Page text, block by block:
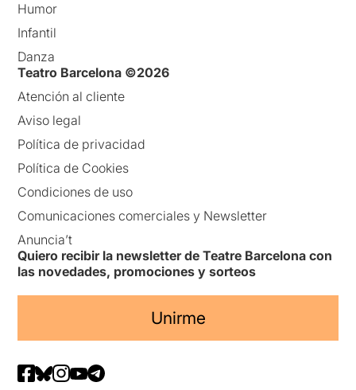
Humor
Infantil
Danza
Teatro Barcelona ©2026
Atención al cliente
Aviso legal
Política de privacidad
Política de Cookies
Condiciones de uso
Comunicaciones comerciales y Newsletter
Anuncia’t
Quiero recibir la newsletter de Teatre Barcelona con
las novedades, promociones y sorteos
Unirme